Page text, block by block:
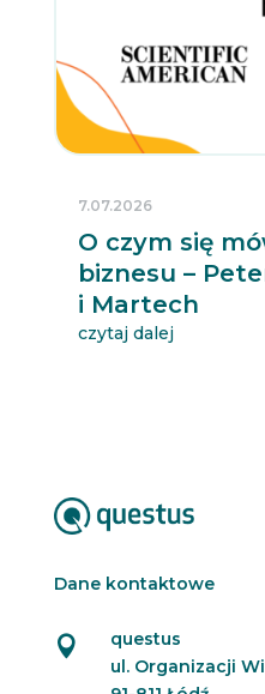
O czym się
biznesu –
i Martech
7.07.2026
czytaj dalej
Dane kontaktowe

questus
ul. Organizacji